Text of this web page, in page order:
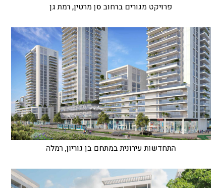
פרויקט מגורים ברחוב סן מרטין, רמת גן
התחדשות עירונית במתחם בן גוריון, רמלה